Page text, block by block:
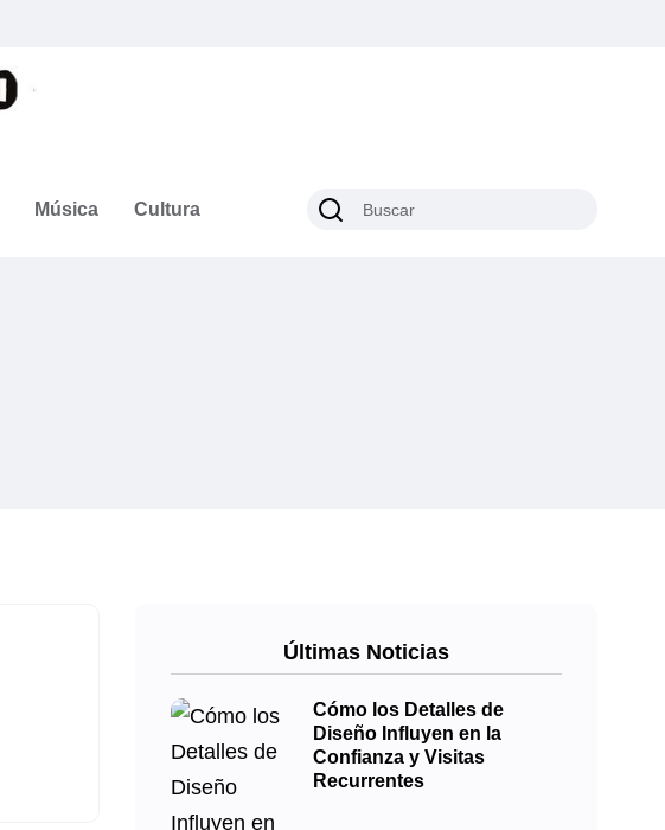
Música Cultura
Últimas Noticias
Cómo los Detalles de
Diseño Influyen en la
Confianza y Visitas
Recurrentes